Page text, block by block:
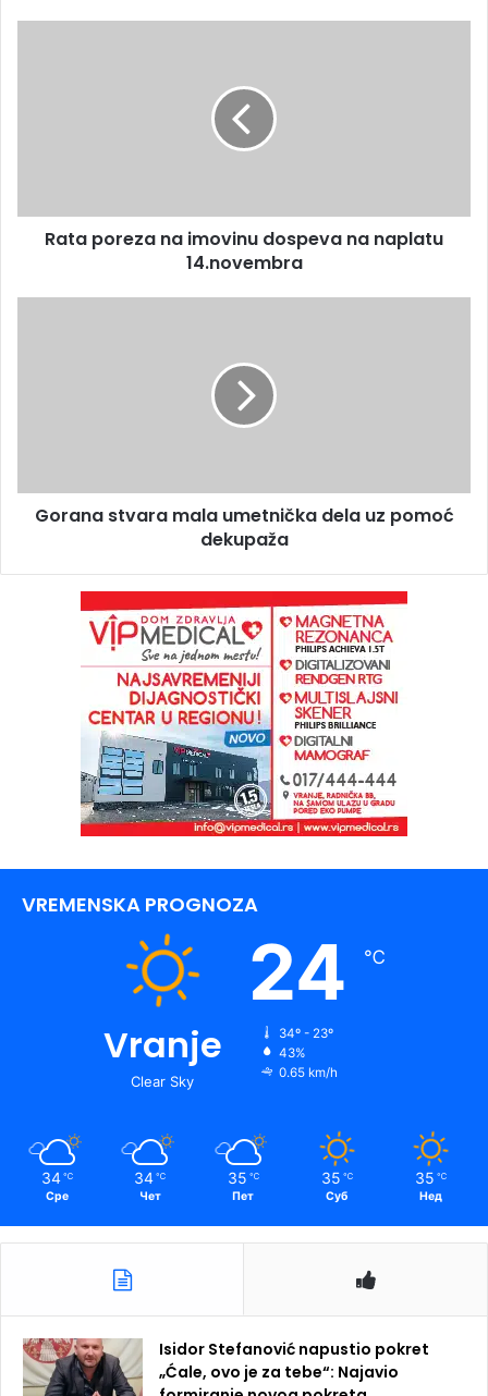
Rata poreza na imovinu dospeva na naplatu
14.novembra
Gorana stvara mala umetnička dela uz pomoć
dekupaža
VREMENSKA PROGNOZA
Vranje
Clear Sky
24 ℃
34º - 23º
43%
0.65 km/h
34 ℃
Сре
34 ℃
Чет
35 ℃
Пет
35 ℃
Суб
35 ℃
Нед
Isidor Stefanović napustio pokret
„Ćale, ovo je za tebe“: Najavio